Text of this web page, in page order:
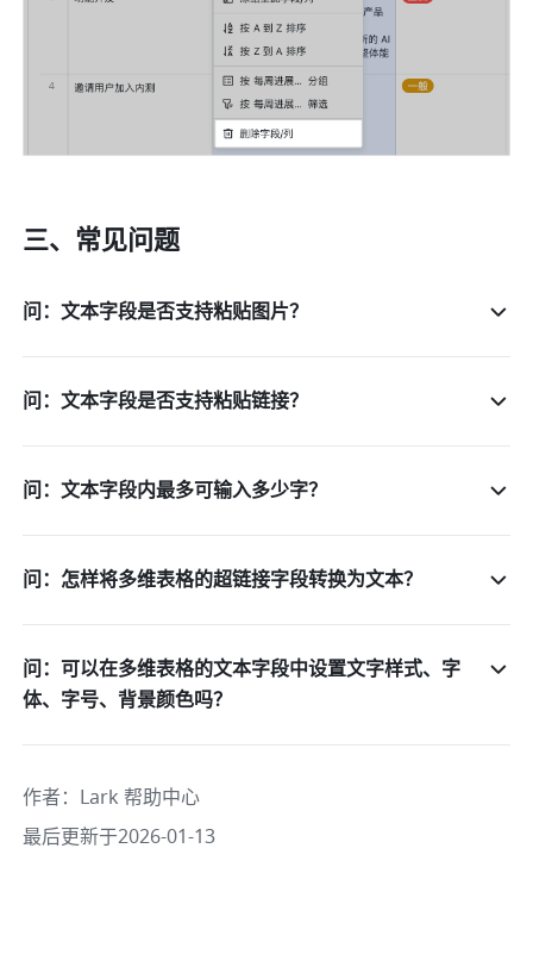
三、常见问题
问：文本字段是否支持粘贴图片？
问：文本字段是否支持粘贴链接？
问：文本字段内最多可输入多少字？
问：怎样将多维表格的超链接字段转换为文本？
问：可以在多维表格的文本字段中设置文字样式、字
体、字号、背景颜色吗？
作者： Lark 帮助中心
最后更新于2026-01-13